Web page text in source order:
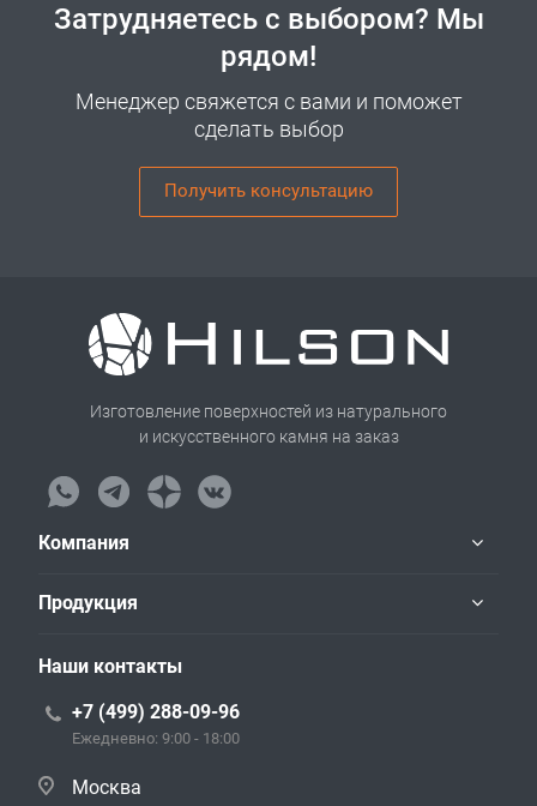
Затрудняетесь с выбором? Мы
рядом!
Менеджер свяжется с вами и поможет
сделать выбор
Получить консультацию
Изготовление поверхностей из натурального
и искусственного камня на заказ
Компания
Продукция
Наши контакты
+7 (499) 288-09-96
Ежедневно: 9:00 - 18:00
Москва